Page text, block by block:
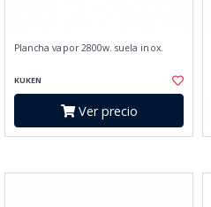
Plancha vapor 2800w. suela inox.
KUKEN
Ver precio